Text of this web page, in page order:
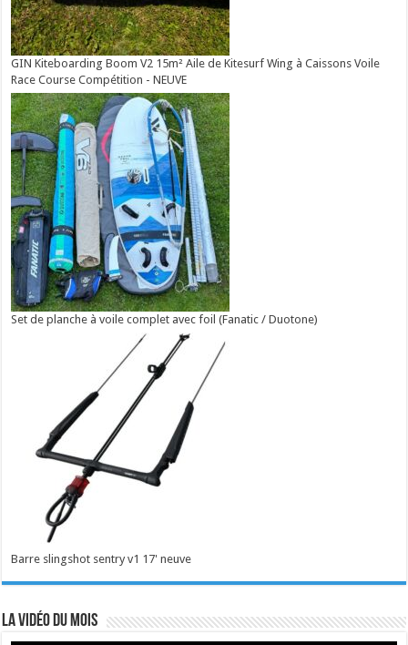
GIN Kiteboarding Boom V2 15m² Aile de Kitesurf Wing à Caissons Voile
Race Course Compétition - NEUVE
Set de planche à voile complet avec foil (Fanatic / Duotone)
Barre slingshot sentry v1 17' neuve
La vidéo du mois